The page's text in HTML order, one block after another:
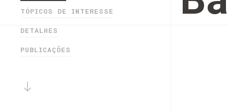
TÓPICOS DE INTERESSE
DETALHES
PUBLICAÇÕES